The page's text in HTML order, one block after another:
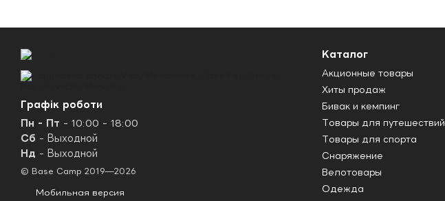
Графік роботи
Пн - Пт - 10:00 - 18:00
Сб - Выходной
Нд - Выходной
© Base Camp 2019—2026
Мобильная версия
Каталог
Акционные товары
Хиты продаж
Бивак и кемпинг
Товары для путешествий
Товары для спорта
Снаряжение
Велотовары
Одежда